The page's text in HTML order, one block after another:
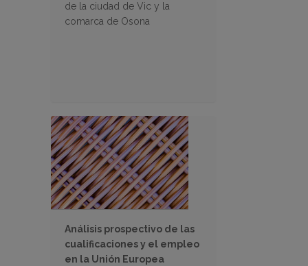
de la ciudad de Vic y la
comarca de Osona
Análisis prospectivo de las
cualificaciones y el empleo
en la Unión Europea